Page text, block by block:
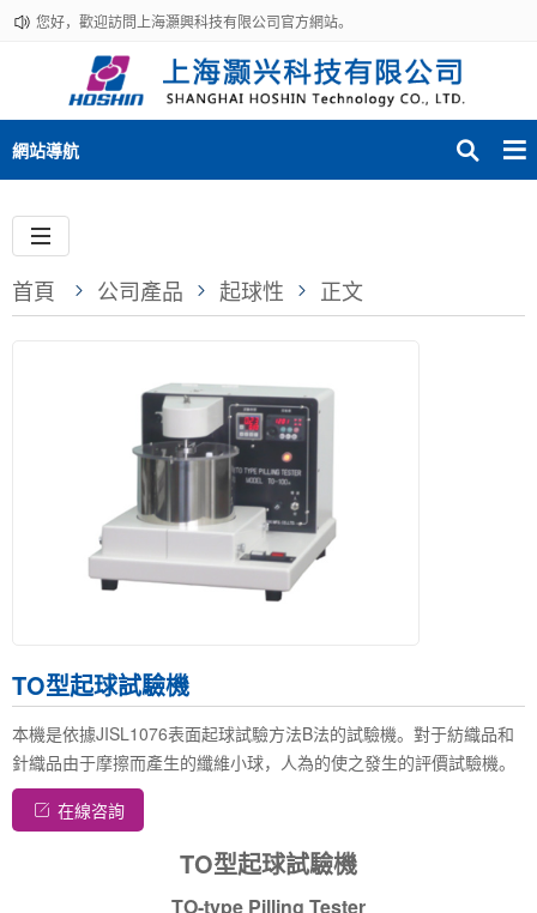
您好，歡迎訪問上海灝興科技有限公司官方網站。
網站導航
首頁 公司產品 起球性 正文
TO型起球試驗機
本機是依據JISL1076表面起球試驗方法B法的試驗機。對于紡織品和
針織品由于摩擦而產生的纖維小球，人為的使之發生的評價試驗機。
在線咨詢
TO型起球試驗機
TO-type Pilling Tester